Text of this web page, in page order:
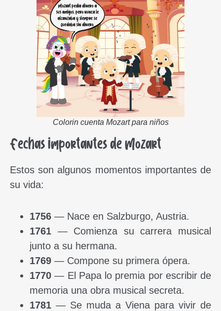
Colorin cuenta Mozart para niños
Fechas importantes de Mozart
Estos son algunos momentos importantes de
su vida:
1756 — Nace en Salzburgo, Austria.
1761 — Comienza su carrera musical
junto a su hermana.
1769 — Compone su primera ópera.
1770 — El Papa lo premia por escribir de
memoria una obra musical secreta.
1781 — Se muda a Viena para vivir de